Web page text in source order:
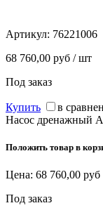
Артикул: 76221006
68 760,00 руб / шт
Под заказ
Купить в
Насос дренажный
Положить товар в
Цена: 68 760,00 руб
Под заказ